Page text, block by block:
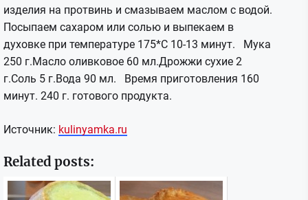
изделия на протвинь и смазываем маслом с водой.
Посыпаем сахаром или солью и выпекаем в
духовке при температуре 175*С 10-13 минут. Мука
250 г.Масло оливковое 60 мл.Дрожжи сухие 2
г.Соль 5 г.Вода 90 мл. Время приготовления 160
минут. 240 г. готового продукта.
Источник: kulinyamka.ru
Related posts: